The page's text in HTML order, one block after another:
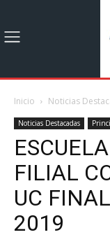
Inicio Noticias
Noticias Destacadas
FILIAL
UC
2019